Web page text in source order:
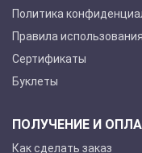
Политика
Правила
Сертификаты
Буклеты
ПОЛУЧЕНИЕ И
Как сделать заказ